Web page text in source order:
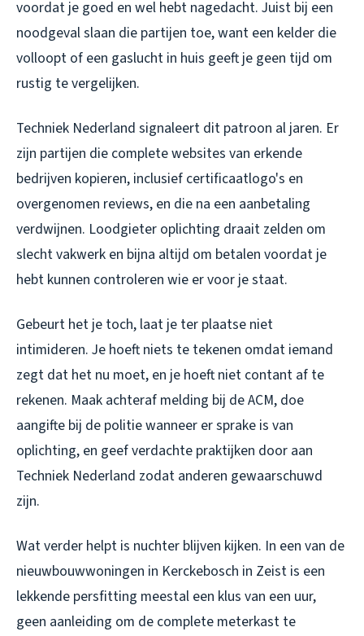
voordat je goed en wel hebt nagedacht. Juist bij een
noodgeval slaan die partijen toe, want een kelder die
volloopt of een gaslucht in huis geeft je geen tijd om
rustig te vergelijken.
Techniek Nederland signaleert dit patroon al jaren. Er
zijn partijen die complete websites van erkende
bedrijven kopieren, inclusief certificaatlogo's en
overgenomen reviews, en die na een aanbetaling
verdwijnen. Loodgieter oplichting draait zelden om
slecht vakwerk en bijna altijd om betalen voordat je
hebt kunnen controleren wie er voor je staat.
Gebeurt het je toch, laat je ter plaatse niet
intimideren. Je hoeft niets te tekenen omdat iemand
zegt dat het nu moet, en je hoeft niet contant af te
rekenen. Maak achteraf melding bij de ACM, doe
aangifte bij de politie wanneer er sprake is van
oplichting, en geef verdachte praktijken door aan
Techniek Nederland zodat anderen gewaarschuwd
zijn.
Wat verder helpt is nuchter blijven kijken. In een van de
nieuwbouwwoningen in Kerckebosch in Zeist is een
lekkende persfitting meestal een klus van een uur,
geen aanleiding om de complete meterkast te